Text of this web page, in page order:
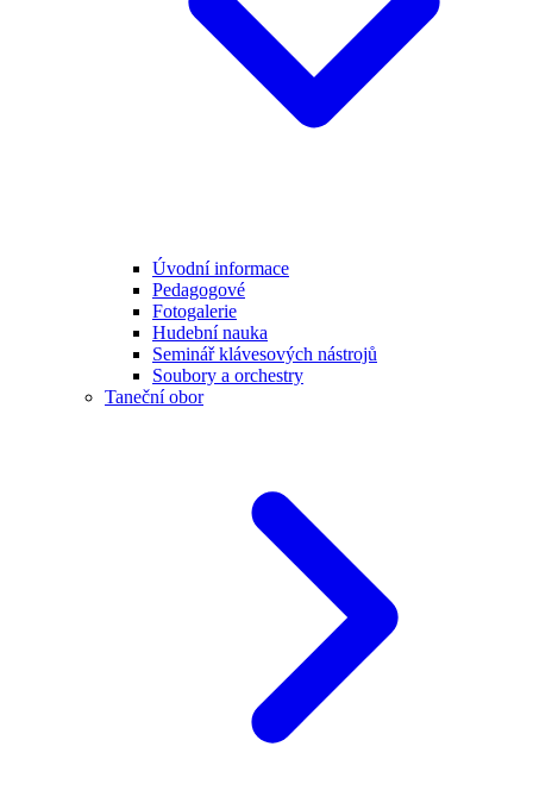
Úvodní informace
Pedagogové
Fotogalerie
Hudební nauka
Seminář klávesových nástrojů
Soubory a orchestry
Taneční obor